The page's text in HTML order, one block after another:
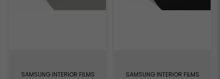
SAMSUNG INTERIOR FILMS SAMSUNG INTERIOR FILMS